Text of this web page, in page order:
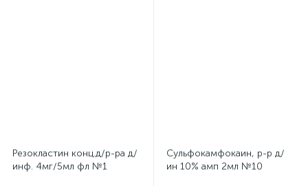
Резокластин конц.д/р-ра д/
инф. 4мг/5мл фл №1
Сульфокамфокаин, р-р д/
ин 10% амп 2мл №10